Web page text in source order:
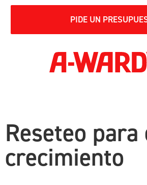
PIDE UN
Reseteo para
crecimiento